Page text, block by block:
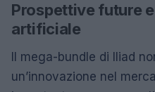
Prospettive future
artificiale
Il mega-bundle di Iliad
un’innovazione nel